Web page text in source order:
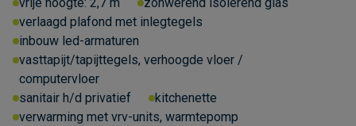
verlaagd plafond met inlegtegels
inbouw led-armaturen
vasttapijt/tapijttegels, verhoogde vloer /
computervloer
sanitair h/d privatief
kitchenette
verwarming met vrv-units, warmtepomp